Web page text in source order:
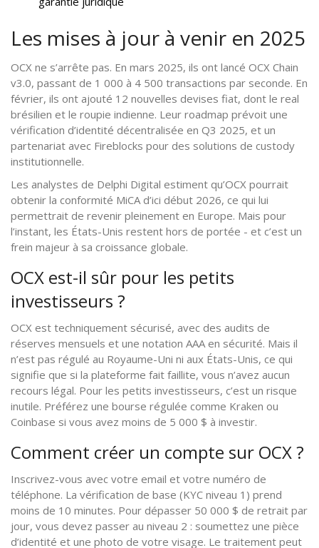
Les mises à jour à venir en 2025
OCX ne s’arrête pas. En mars 2025, ils ont lancé OCX Chain
v3.0, passant de 1 000 à 4 500 transactions par seconde. En
février, ils ont ajouté 12 nouvelles devises fiat, dont le real
brésilien et le roupie indienne. Leur roadmap prévoit une
vérification d’identité décentralisée en Q3 2025, et un
partenariat avec Fireblocks pour des solutions de custody
institutionnelle.
Les analystes de Delphi Digital estiment qu’OCX pourrait
obtenir la conformité MiCA d’ici début 2026, ce qui lui
permettrait de revenir pleinement en Europe. Mais pour
l’instant, les États-Unis restent hors de portée - et c’est un
frein majeur à sa croissance globale.
OCX est-il sûr pour les petits
investisseurs ?
OCX est techniquement sécurisé, avec des audits de
réserves mensuels et une notation AAA en sécurité. Mais il
n’est pas régulé au Royaume-Uni ni aux États-Unis, ce qui
signifie que si la plateforme fait faillite, vous n’avez aucun
recours légal. Pour les petits investisseurs, c’est un risque
inutile. Préférez une bourse régulée comme Kraken ou
Coinbase si vous avez moins de 5 000 $ à investir.
Comment créer un compte sur OCX ?
Inscrivez-vous avec votre email et votre numéro de
téléphone. La vérification de base (KYC niveau 1) prend
moins de 10 minutes. Pour dépasser 50 000 $ de retrait par
jour, vous devez passer au niveau 2 : soumettez une pièce
d’identité et une photo de votre visage. Le traitement peut